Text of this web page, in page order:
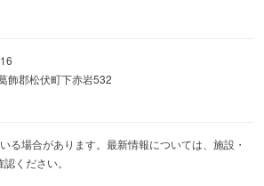
飾郡松伏町下赤岩532
る場合があります。最新情報については、施設・
ください。